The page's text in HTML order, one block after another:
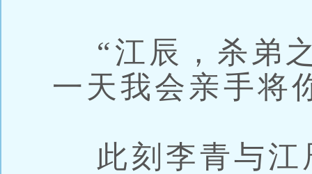
“江辰，杀弟
一天我会亲手将
此刻李青与江